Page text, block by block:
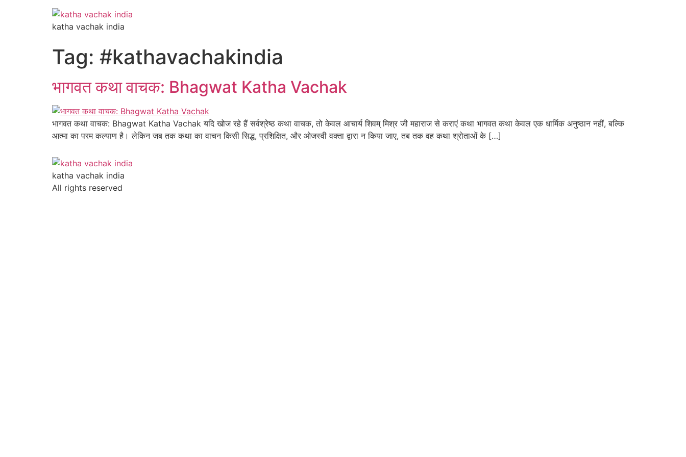
katha vachak india
Tag: #kathavachakindia
भागवत कथा वाचक: Bhagwat Katha Vachak
भागवत कथा वाचक: Bhagwat Katha Vachak यदि खोज रहे हैं सर्वश्रेष्ठ कथा वाचक, तो केवल आचार्य शिवम् मिश्र जी महाराज से कराएं कथा भागवत कथा केवल एक धार्मिक अनुष्ठान नहीं, बल्कि
आत्मा का परम कल्याण है। लेकिन जब तक कथा का वाचन किसी सिद्ध, प्रशिक्षित, और ओजस्वी वक्ता द्वारा न किया जाए, तब तक वह कथा श्रोताओं के […]
katha vachak india
All rights reserved